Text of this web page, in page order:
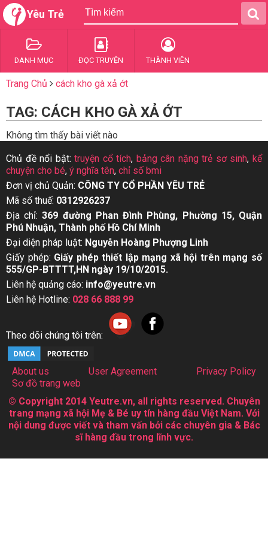
Yêu Trẻ
DANH MỤC ĐỌC TRUYỆN THÀNH VIÊN
Trang Chủ cách kho gà xả ớt
TAG: CÁCH KHO GÀ XẢ ỚT
Không tìm thấy bài viết nào
Chủ đề nổi bật:truyện cổ tích, bảng cân nặng trẻ sơ sinh,kể
chuyện cho bé, ý nghĩa tên, chỉ số bmi
Đơn vị chủ Quản: CÔNG TY CỔ PHẦN YÊU TRẺ
Mã số thuế: 0312926237
Địa chỉ:369 đường Phan Đình Phùng, Phường 15, Quận
Phú Nhuận, Thành phố Hồ Chí Minh
Đại diện pháp luật: Nguyễn Hoàng Phượng Linh
Giấy phép: Giấy phép thiết lập mạng xã hội trên mạng số
555/GP-BTTTT,HN ngày 19/10/2015.
Liên hệ quảng cáo: info@yeutre.vn
Liên hệ Hotline: 028 66 888 99
Theo dõi chúng tôi trên:
About us User Agreement
Privacy Policy
Sơ đồ trang web
© Copyright 2014 Yeutre.vn, all rights reserved. Chuyên
trang mạng xã hội Mẹ & Bé uy tín hàng đầu Việt Nam. Với
nội dung được viết và tham vấn bởi các chuyên gia & Bác
sĩ hàng đầu trong lĩnh vực.